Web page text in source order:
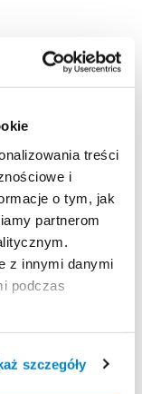
treści
i
o tym, jak
partnerom
z innymi danymi
podczas
szczegóły
dziecka na
siedzisko​,​